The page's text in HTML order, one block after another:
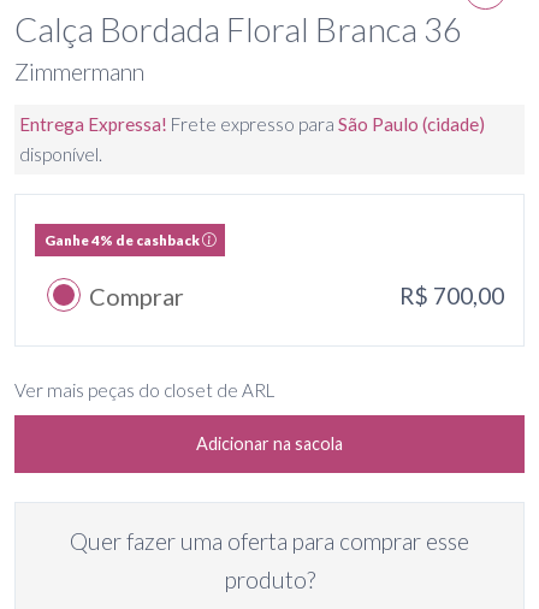
Calça Bordada Floral Branca 36
Zimmermann
Entrega Expressa! Frete expresso para São Paulo (cidade)
disponível.
Ganhe 4% de cashback
Comprar R$ 700,00
Ver mais peças do closet de ARL
Adicionar na sacola
Quer fazer uma oferta para comprar esse
produto?